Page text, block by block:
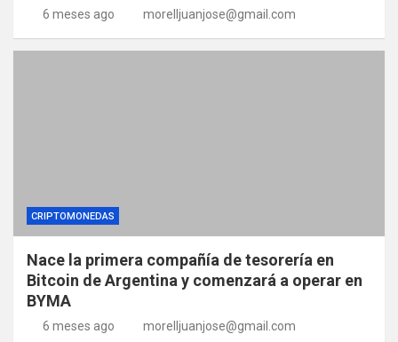
6 meses ago morelljuanjose@gmail.com
CRIPTOMONEDAS
Nace la primera compañía de tesorería en
Bitcoin de Argentina y comenzará a operar en
BYMA
6 meses ago morelljuanjose@gmail.com